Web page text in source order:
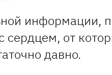
информации,
сердцем, от
давно.